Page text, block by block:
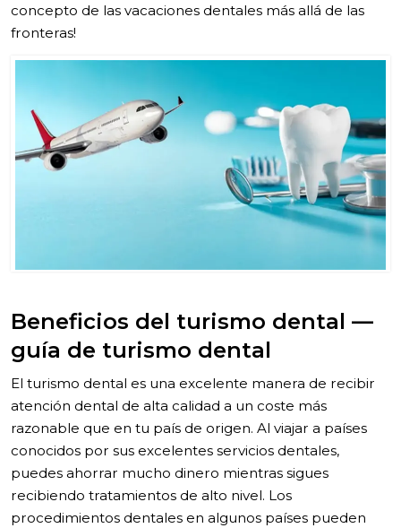
concepto de las vacaciones dentales más allá de las
fronteras!
Beneficios del turismo dental —
guía de turismo dental
El turismo dental es una excelente manera de recibir
atención dental de alta calidad a un coste más
razonable que en tu país de origen. Al viajar a países
conocidos por sus excelentes servicios dentales,
puedes ahorrar mucho dinero mientras sigues
recibiendo tratamientos de alto nivel. Los
procedimientos dentales en algunos países pueden